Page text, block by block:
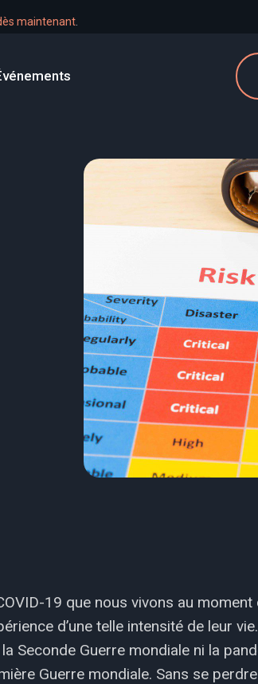
dès maintenant
19 que nous vivons au
d’une telle intensité de leur
Seconde Guerre mondiale ni la
Guerre mondiale. Sans se